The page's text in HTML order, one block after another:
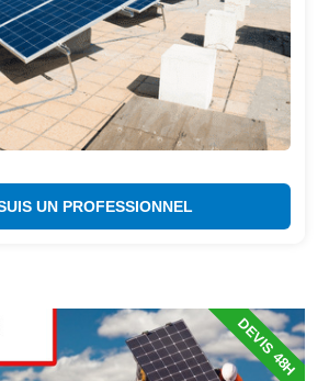
UN PROFESSIONNEL
DEVIS 48H